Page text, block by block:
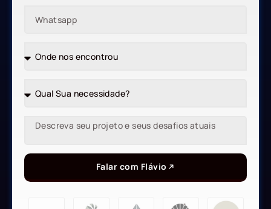
Falar com Flávio